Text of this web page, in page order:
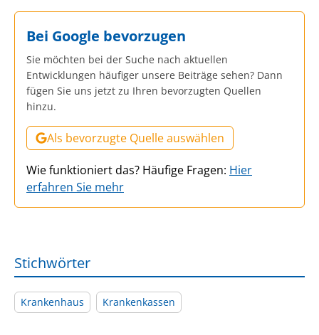
Bei Google bevorzugen
Sie möchten bei der Suche nach aktuellen
Entwicklungen häufiger unsere Beiträge sehen? Dann
fügen Sie uns jetzt zu Ihren bevorzugten Quellen
hinzu.
Als bevorzugte Quelle auswählen
Wie funktioniert das? Häufige Fragen: Hier
erfahren Sie mehr
Stichwörter
Krankenhaus Krankenkassen